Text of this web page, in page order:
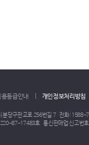
등급안내 개인정보처리방침
분당구판교로 256번길 7 전화: 1588-
220-87-17483호 통신판매업 신고번